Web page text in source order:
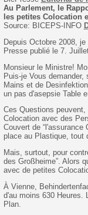
Au Parlement, le
les petites Colocation
Source: BICEPS-INFO
Depuis Octobre 2008,
Presse publié le 7.
Monsieur le Ministre!
Puis-je Vous
Mains et de
un pas d'asepsie Table
Ces Questions
Colocation avec des
Couvert de
place au Plastique, tout
Mais, surtout, pour
des Großheime”. Alors
avec de petites
À Vienne,
d'au moins 630 Heures.
Plan.